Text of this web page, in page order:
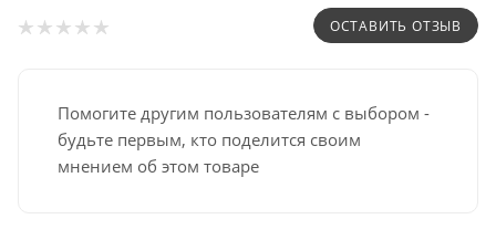
ОСТАВИТЬ ОТЗЫВ
Помогите другим пользователям с выбором -
будьте первым, кто поделится своим
мнением об этом товаре